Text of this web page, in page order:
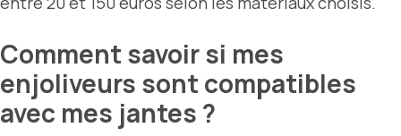
Comment savoir si mes
enjoliveurs sont compatibles
avec mes jantes ?